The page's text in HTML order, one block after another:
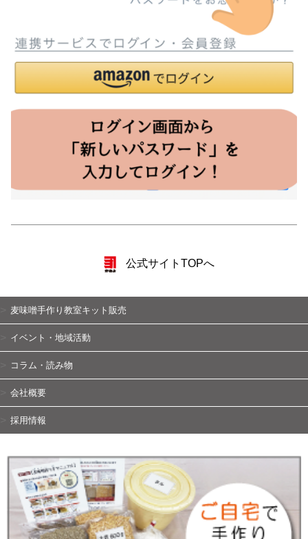
公式サイトTOPへ
麦味噌手作り教室キット販売
イベント・地域活動
コラム・読み物
会社概要
採用情報